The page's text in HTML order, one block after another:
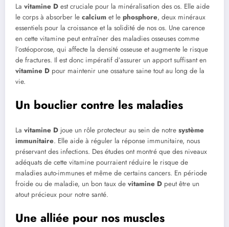
La vitamine D est cruciale pour la minéralisation des os. Elle aide
le corps à absorber le calcium et le phosphore, deux minéraux
essentiels pour la croissance et la solidité de nos os. Une carence
en cette vitamine peut entraîner des maladies osseuses comme
l’ostéoporose, qui affecte la densité osseuse et augmente le risque
de fractures. Il est donc impératif d’assurer un apport suffisant en
vitamine D pour maintenir une ossature saine tout au long de la
vie.
Un bouclier contre les maladies
La vitamine D joue un rôle protecteur au sein de notre système
immunitaire. Elle aide à réguler la réponse immunitaire, nous
préservant des infections. Des études ont montré que des niveaux
adéquats de cette vitamine pourraient réduire le risque de
maladies auto-immunes et même de certains cancers. En période
froide ou de maladie, un bon taux de vitamine D peut être un
atout précieux pour notre santé.
Une alliée pour nos muscles